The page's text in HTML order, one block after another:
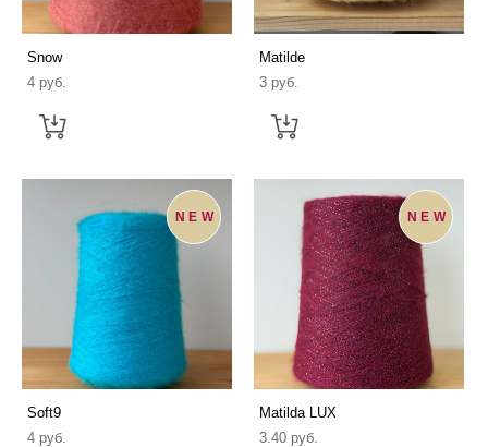
Snow
4 pуб.
Matilde
3 pуб.
NEW
Soft9
4 pуб.
NEW
Matilda LUX
3.40 pуб.